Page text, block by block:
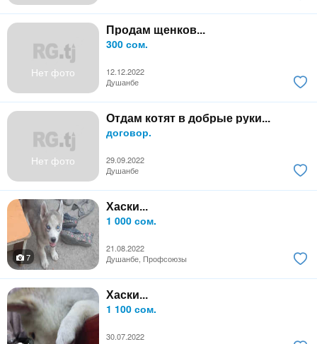
Нет фото
Продам щенков...
300 сом.
12.12.2022
Душанбе
Нет фото
Отдам котят в добрые руки...
договор.
29.09.2022
Душанбе
Хаски...
1 000 сом.
21.08.2022
7
Душанбе, Профсоюзы
Хаски...
1 100 сом.
30.07.2022